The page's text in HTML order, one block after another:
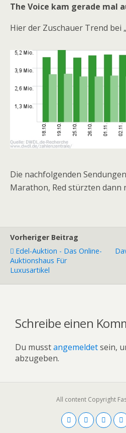
The Voice kam gerade mal
Hier der Zuschauer Trend bei
Die nachfolgenden
Marathon, Red stürzten dann
Vorheriger Beitrag
Edel-Auktion - Das Online-
Auktionshaus Für
Luxusartikel
Schreibe einen
Du musstangemeldetsein,
abzugeben.
All content Copyright